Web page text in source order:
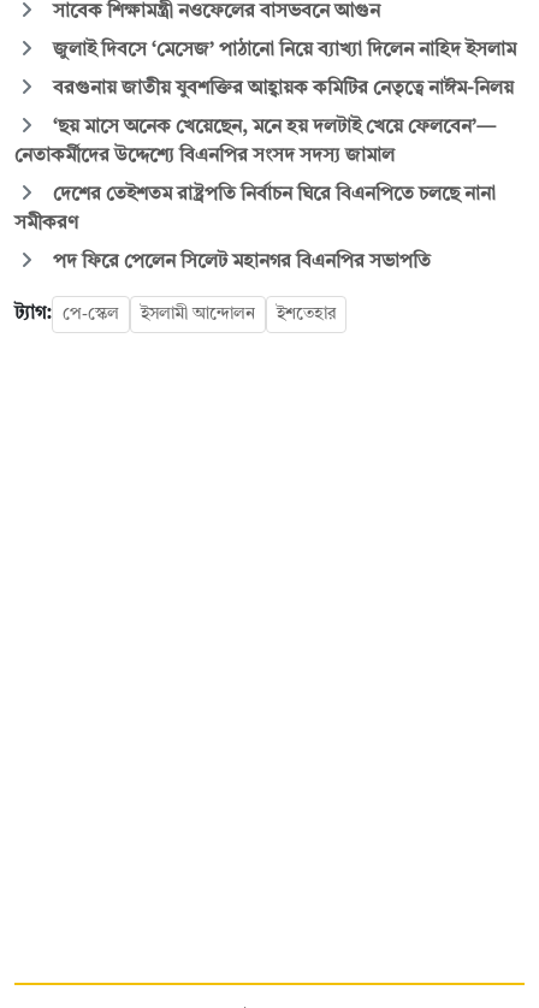
সাবেক শিক্ষামন্ত্রী নওফেলের বাসভবনে আগুন
জুলাই দিবসে ‘মেসেজ’ পাঠানো নিয়ে ব্যাখ্যা দিলেন নাহিদ ইসলাম
বরগুনায় জাতীয় যুবশক্তির আহ্বায়ক কমিটির নেতৃত্বে নাঈম-নিলয়
‘ছয় মাসে অনেক খেয়েছেন, মনে হয় দলটাই খেয়ে ফেলবেন’—
নেতাকর্মীদের উদ্দেশ্যে বিএনপির সংসদ সদস্য জামাল
দেশের তেইশতম রাষ্ট্রপতি নির্বাচন ঘিরে বিএনপিতে চলছে নানা
সমীকরণ
পদ ফিরে পেলেন সিলেট মহানগর বিএনপির সভাপতি
ট্যাগ: পে-স্কেল ইসলামী আন্দোলন ইশতেহার